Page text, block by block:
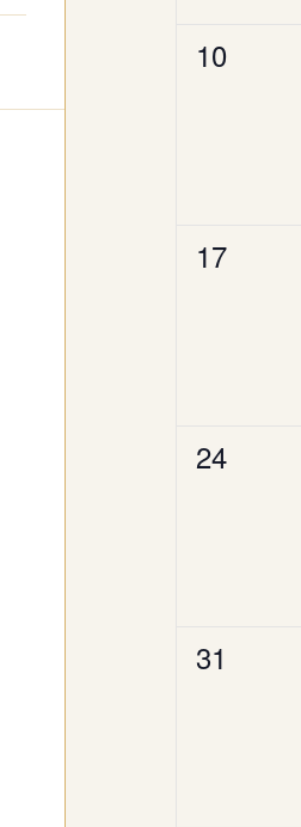
0
10
0
17
0
24
0
31